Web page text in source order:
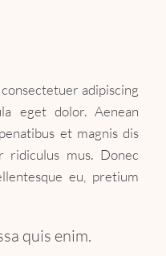
adipiscing
eget dolor. Aenean
et magnis dis
ridiculus mus. Donec
eu, pretium
quis enim.